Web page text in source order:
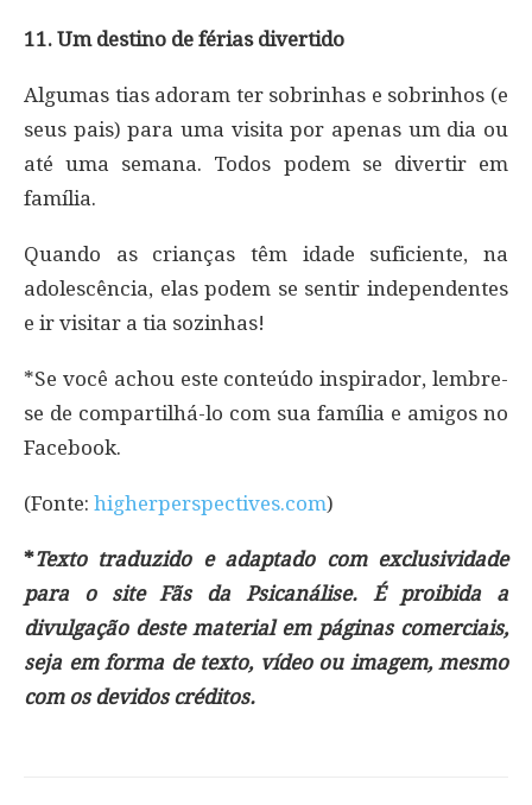
11. Um destino de férias divertido
Algumas tias adoram ter sobrinhas e sobrinhos (e
seus pais) para uma visita por apenas um dia ou
até uma semana. Todos podem se divertir em
família.
Quando as crianças têm idade suficiente, na
adolescência, elas podem se sentir independentes
e ir visitar a tia sozinhas!
*Se você achou este conteúdo inspirador, lembre-
se de compartilhá-lo com sua família e amigos no
Facebook.
(Fonte: higherperspectives.com)
*Texto traduzido e adaptado com exclusividade
para o site Fãs da Psicanálise. É proibida a
divulgação deste material em páginas comerciais,
seja em forma de texto, vídeo ou imagem, mesmo
com os devidos créditos.